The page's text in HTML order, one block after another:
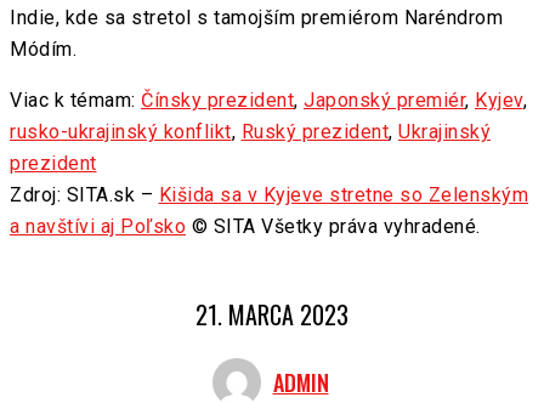
Indie, kde sa stretol s tamojším premiérom Naréndrom
Módím.
Viac k témam: Čínsky prezident, Japonský premiér, Kyjev,
rusko-ukrajinský konflikt, Ruský prezident, Ukrajinský
prezident
Zdroj: SITA.sk – Kišida sa v Kyjeve stretne so Zelenským
a navštívi aj Poľsko © SITA Všetky práva vyhradené.
21. MARCA 2023
ADMIN